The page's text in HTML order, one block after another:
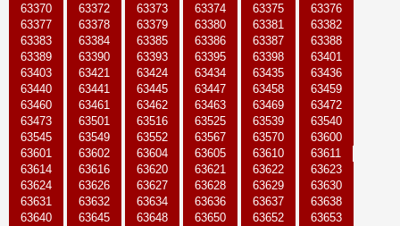
63370
63372 63373 63374 63375
63376
63377
63378 63379 63380 63381
63382
63383
63384 63385 63386 63387
63388
63389
63390 63393 63395 63398
63401
63403
63421 63424 63434 63435
63436
63440
63441 63445 63447 63458
63459
63460
63461 63462 63463 63469
63472
63473
63501 63516 63525 63539
63540
63545
63549 63552 63567 63570
63600
63601
63602 63604 63605 63610
63611
63614
63616 63620 63621 63622
63623
63624
63626 63627 63628 63629
63630
63631
63632 63634 63636 63637
63638
63640
63645 63648 63650 63652
63653